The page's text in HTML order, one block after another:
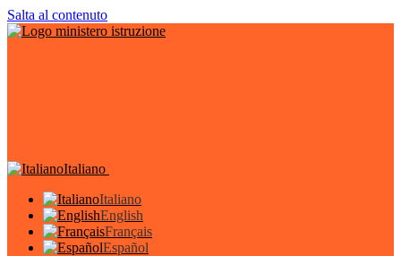
Salta al contenuto
Italiano
Italiano
English
Français
Español